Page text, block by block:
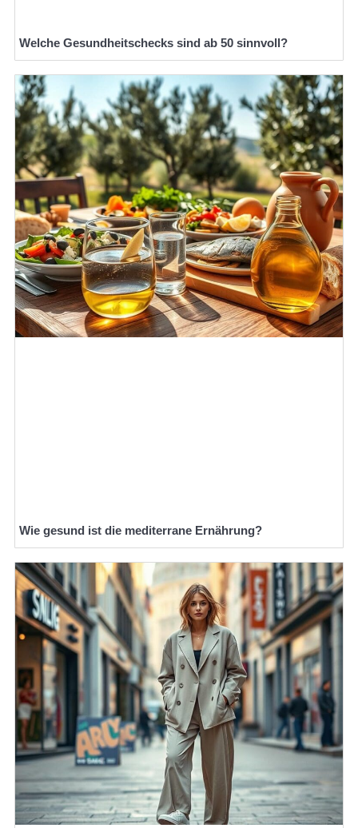
Welche Gesundheitschecks sind ab 50 sinnvoll?
Wie gesund ist die mediterrane Ernährung?